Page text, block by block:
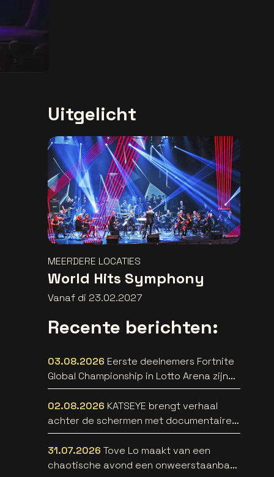
Uitgelicht
MEERDERE LOCATIES
World Hits Symphony
Vanaf di 23.02.2027
Recente berichten:
03.08.2026 Eerste deelnemers Fortnite
Global Championship in Lotto Arena zijn
bekend
02.08.2026 KATSEYE brengt verhaal
achter de schermen met documentaire
WILD HEARTS [trailer]
31.07.2026 Tove Lo maakt van een
chaotische avond een onweerstaanbare